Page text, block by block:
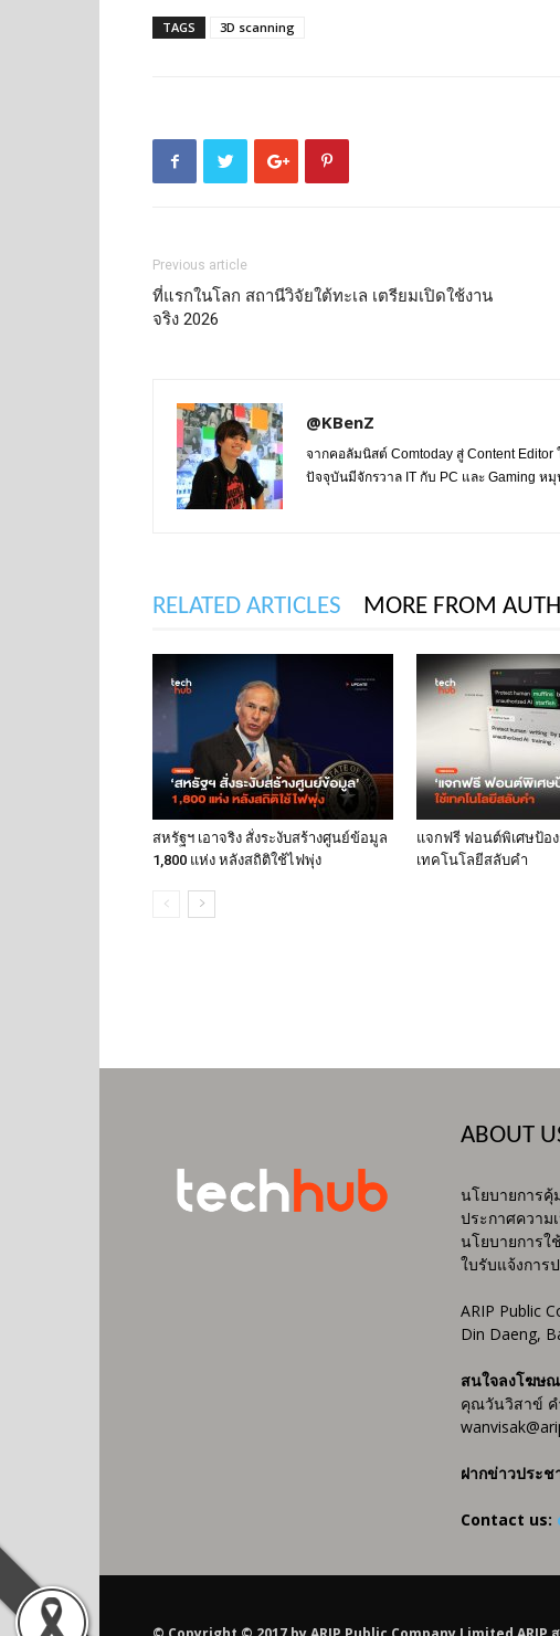
TAGS 3D scanning
Previous article
ที่แรกในโลก สถานีวิจัยใต้ทะเล เตรียมเปิดใช้งาน
จริง 2026
@KBenZ
จากคอลัมนิสต์ Comtoday สู่ Content
ปัจจุบันมีจักรวาล IT กับ PC และ Gaming ห
RELATED ARTICLES MORE FROM
สหรัฐฯ เอาจริง สั่งระงับสร้างศูนย์ข้อมูล
1,800 แห่ง หลังสถิติใช้ไฟพุ่ง
แจกฟรี ฟอนต์พิเศษป้อ
เทคโนโลยีสลับคำ
ABOUT
นโยบายการ
ประกาศความ
นโยบายการใ
ใบรับแจ้งการ
ARIP Public
Din Daeng,
สนใจลงโฆษ
คุณวันวิสาข์ ค
ฝากข่าวประ
Contact us: